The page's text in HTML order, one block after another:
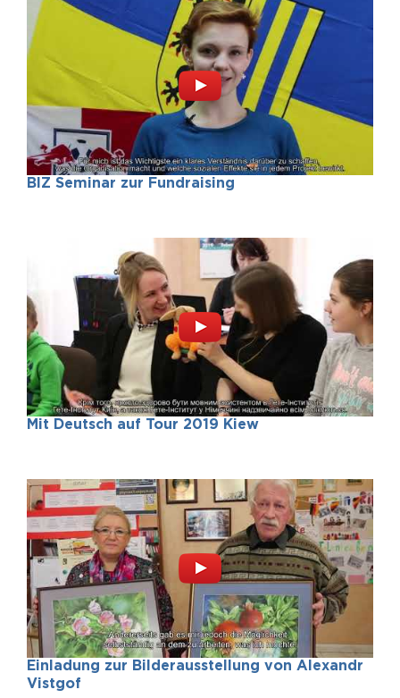
BIZ Seminar zur Fundraising
Mit Deutsch auf Tour 2019 Kiew
Einladung zur Bilderausstellung von Alexandr
Vistgof